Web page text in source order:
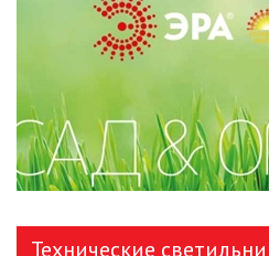
Технические